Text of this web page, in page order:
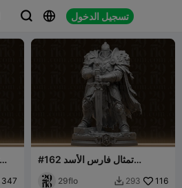
  تسجيل الدخول
 
347
#162 تمثال فارس الأسد
مدرعة من الفانتازيا
29flo  293 116